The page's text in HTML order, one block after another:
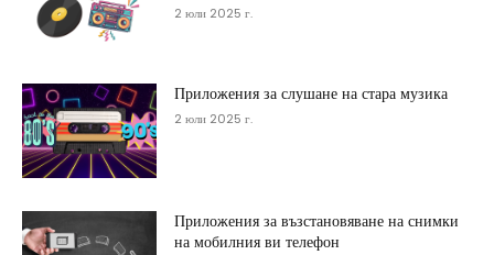
2 юли 2025 г.
Приложения за слушане на стара музика
2 юли 2025 г.
Приложения за възстановяване на снимки
на мобилния ви телефон